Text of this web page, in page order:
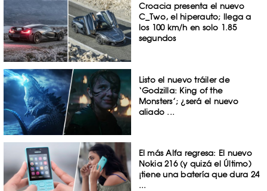
Croacia presenta el nuevo
C_Two, el hiperauto; llega a
los 100 km/h en solo 1.85
segundos
Listo el nuevo tráiler de
‘Godzilla: King of the
Monsters’; ¿será el nuevo
aliado ...
El más Alfa regresa: El nuevo
Nokia 216 (y quizá el Último)
¡tiene una batería que dura 24
...